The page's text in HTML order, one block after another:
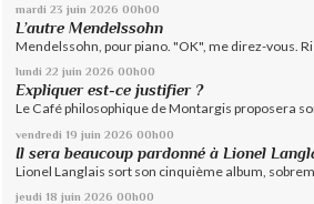
mardi 23 juin 2026 00h00
L’autre Mendelssohn
Mendelssohn, pour piano. "OK", me direz-vous.
lundi 22 juin 2026 00h00
Expliquer est-ce justifier ?
Le Café philosophique de Montargis proposera
vendredi 19 juin 2026 00h00
Il sera beaucoup pardonné à Lionel
Lionel Langlais sort son cinquième album,
jeudi 18 juin 2026 00h00